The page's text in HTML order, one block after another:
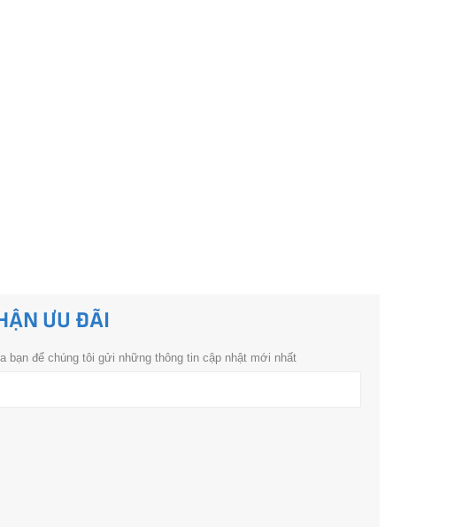
ƯU ĐÃI
bạn để chúng tôi gửi những thông tin cập nhật mới nhất